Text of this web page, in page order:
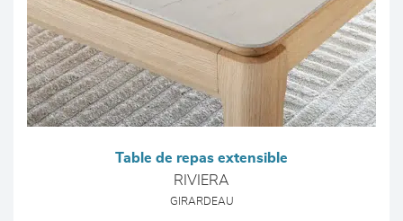
Table de repas extensible
RIVIERA
GIRARDEAU